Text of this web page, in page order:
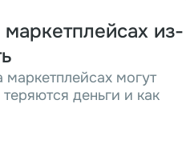
из-
могут
деньги и как